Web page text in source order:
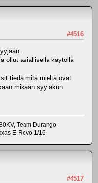
#4516
ollut asiallisella käytöllä
tiedä mitä mieltä ovat
mikään syy akun
Team Durango
E-Revo 1/16
#4517